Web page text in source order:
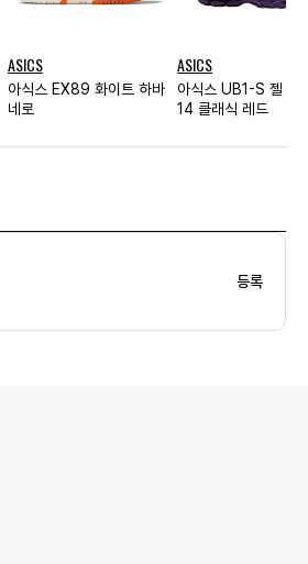
ASICS
아식스 EX89 화이트 하바
네로
ASICS
아식스 UB1-S 젤 카
14 클래식 레드
등록